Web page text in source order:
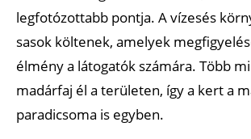
legfotózottabb pontja. A vízesés
sasok költenek, amelyek
élmény a látogatók számára. Több
madárfaj él a területen, így a kert a
paradicsoma is egyben.